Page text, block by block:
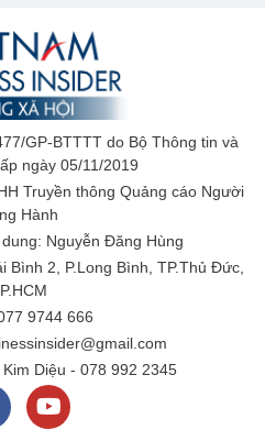
GP-BTTTT do Bộ Thông tin và
ngày 05/11/2019
Truyền thông Quảng cáo Người
Hành
Nguyễn Đăng Hùng
2, P.Long Bình, TP.Thủ Đức,
9744 666
Diệu - 078 992 2345